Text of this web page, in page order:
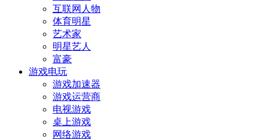
互联网人物
体育明星
艺术家
明星艺人
富豪
游戏电玩
游戏加速器
游戏运营商
电视游戏
桌上游戏
网络游戏